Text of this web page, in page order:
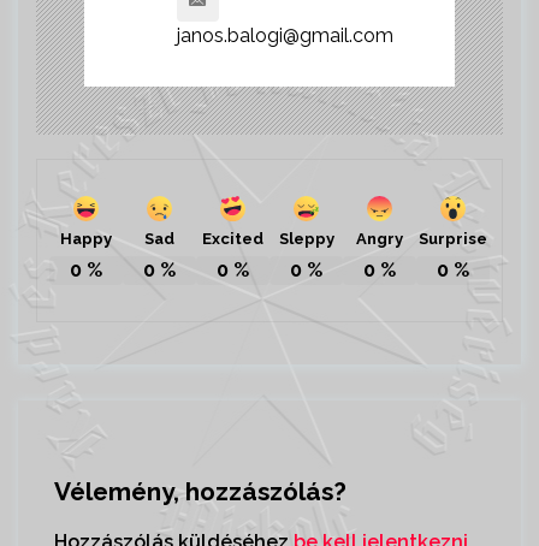
janos.balogi@gmail.com
Happy
0 %
Sad
0 %
Excited
0 %
Sleppy
0 %
Angry
0 %
Surprise
0 %
Vélemény, hozzászólás?